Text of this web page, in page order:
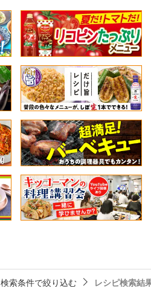
検索条件で絞り込む レシピ検索結